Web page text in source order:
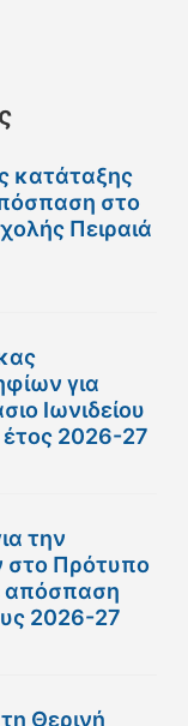
κατάταξης
στο
Πειραιά
για
Ιωνιδείου
έτος 2026-27
την
στο Πρότυπο
απόσπαση
2026-27
Θερινή